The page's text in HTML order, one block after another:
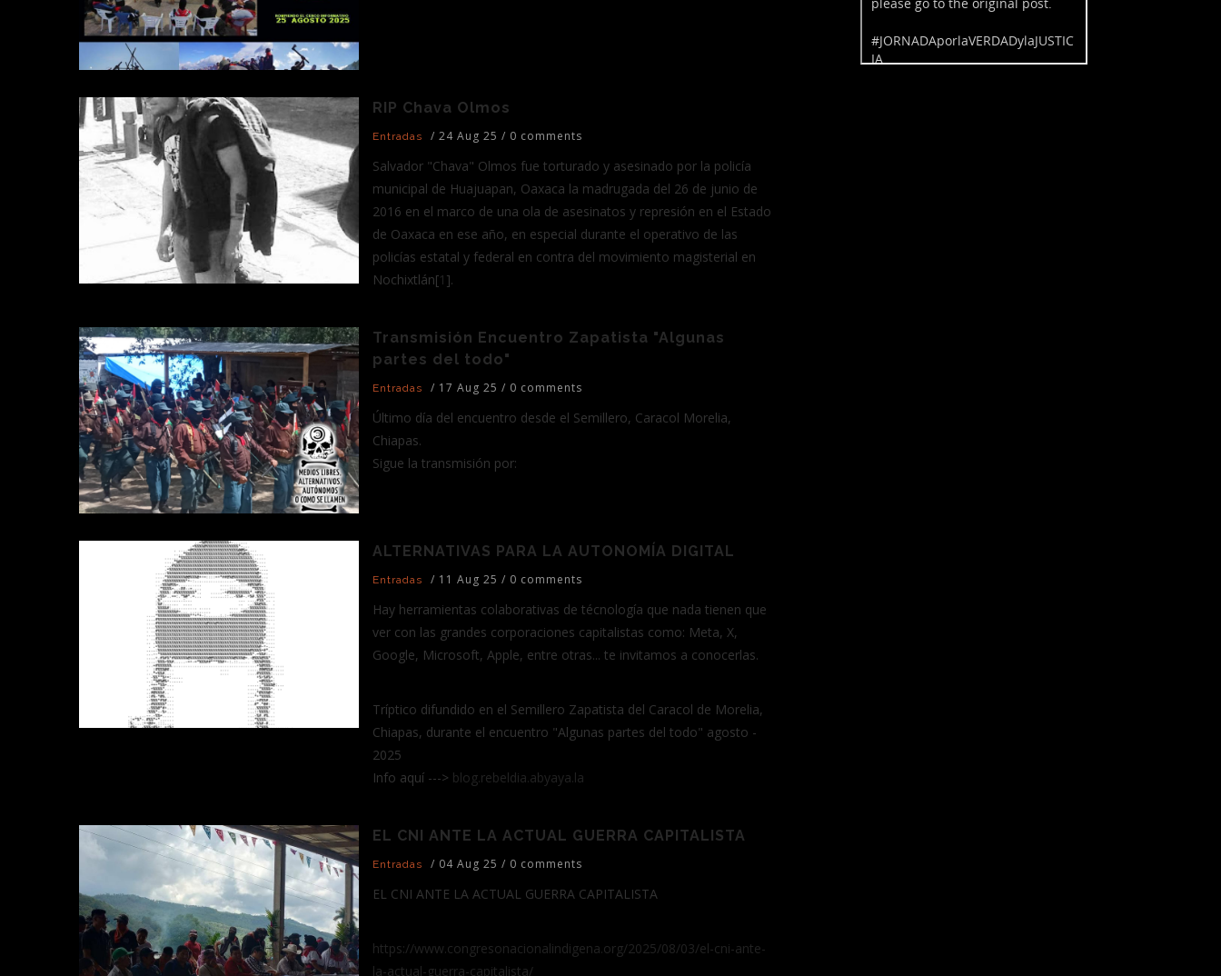
RIP Chava Olmos
Entradas / 24 Aug 25 / 0 comments
Salvador "Chava" Olmos fue torturado y asesinado por la policía
municipal de Huajuapan, Oaxaca la madrugada del 26 de junio de
2016 en el marco de una ola de asesinatos y represión en el Estado
de Oaxaca en ese año, en especial durante el operativo de las
policías estatal y federal en contra del movimiento magisterial en
Nochixtlán[1 ].
Transmisión Encuentro Zapatista "Algunas
partes del todo"
Entradas / 17 Aug 25 / 0 comments
Último día del encuentro desde el Semillero, Caracol Morelia,
Chiapas.
Sigue la transmisión por:
ALTERNATIVAS PARA LA AUTONOMÍA DIGITAL
Entradas / 11 Aug 25 / 0 comments
Hay herramientas colaborativas de técnología que nada tienen que
ver con las grandes corporaciones capitalistas como: Meta, X,
Google, Microsoft, Apple, entre otras... te invitamos a conocerlas.
Tríptico difundido en el Semillero Zapatista del Caracol de Morelia,
Chiapas, durante el encuentro "Algunas partes del todo" agosto -
2025
Info aquí ---> blog.rebeldia.abyaya.la
EL CNI ANTE LA ACTUAL GUERRA CAPITALISTA
Entradas / 04 Aug 25 / 0 comments
EL CNI ANTE LA ACTUAL GUERRA CAPITALISTA
https://www.congresonacionalindigena.org/2025/08/03/el-cni-ante-
la-actual-guerra-capitalista/